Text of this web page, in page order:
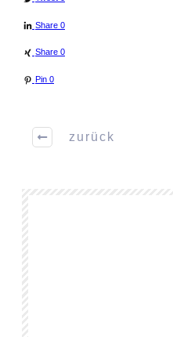
Share 0
Share 0
Pin 0
zurück